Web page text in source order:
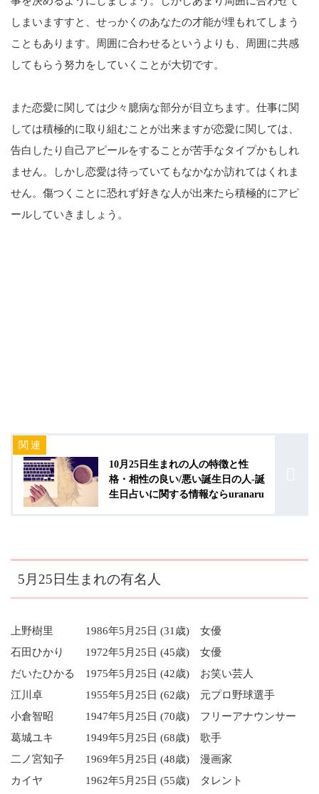
しまいますすと、せっかくのあなたの才能が埋もれてしまう
こともあります。周囲に合わせるというよりも、周囲に共感
してもらう努力をしていくことが大切です。
また恋愛に関しては少々臆病な部分が目立ちます。仕事に関
しては積極的に取り組むことが出来ますが恋愛に関しては、
告白したり自己アピールをすることが苦手なタイプかもしれ
ません。しかし恋愛は待っていてもなかなか訪れてはくれま
せん。傷つくことに恐れず好きな人が出来たら積極的にアピ
ールしていきましょう。
10月25日生まれの人の特徴と性
格・相性の良い/悪い誕生日の人-誕
生日占いに関する情報ならuranaru
5月25日生まれの有名人
上野樹里 1986年5月25日 (31歳) 女優
石田ひかり 1972年5月25日 (45歳) 女優
だいたひかる 1975年5月25日 (42歳) お笑い芸人
江川卓 1955年5月25日 (62歳) 元プロ野球選手
小倉智昭 1947年5月25日 (70歳) フリーアナウンサー
葛城ユキ 1949年5月25日 (68歳) 歌手
二ノ宮知子 1969年5月25日 (48歳) 漫画家
カイヤ 1962年5月25日 (55歳) タレント